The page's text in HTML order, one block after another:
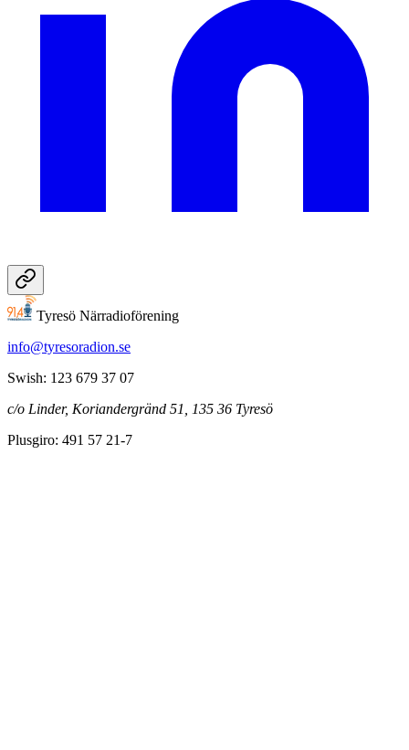
Tyresö Närradioförening
info@tyresoradion.se
Swish: 123 679 37 07
c/o Linder, Koriandergränd 51, 135 36 Tyresö
Plusgiro: 491 57 21-7